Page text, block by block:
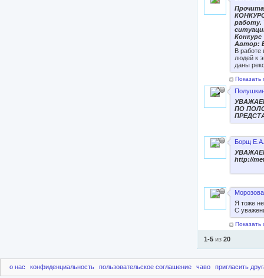
работу.
Автор:
В работе
людей к
даны
Показать
ПО
Борщ Е.А.
http://
Я тоже
С
Показать
1-5 из 20
о нас конфиденциальность пользовательское соглашение чаво пригласить